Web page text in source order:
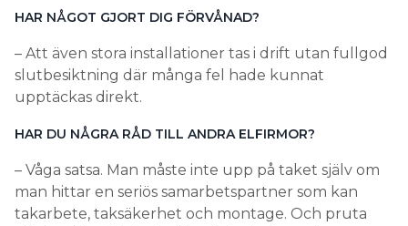
HAR NÅGOT GJORT DIG FÖRVÅNAD?
– Att även stora installationer tas i drift utan fullgod
slutbesiktning där många fel hade kunnat
upptäckas direkt.
HAR DU NÅGRA RÅD TILL ANDRA ELFIRMOR?
– Våga satsa. Man måste inte upp på taket själv om
man hittar en seriös samarbetspartner som kan
takarbete, taksäkerhet och montage. Och pruta